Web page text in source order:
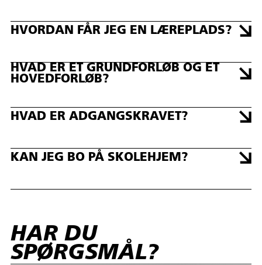
HVORDAN FÅR JEG EN LÆREPLADS?
HVAD ER ET GRUNDFORLØB OG ET
HOVEDFORLØB?
HVAD ER ADGANGSKRAVET?
KAN JEG BO PÅ SKOLEHJEM?
HAR DU
SPØRGSMÅL?